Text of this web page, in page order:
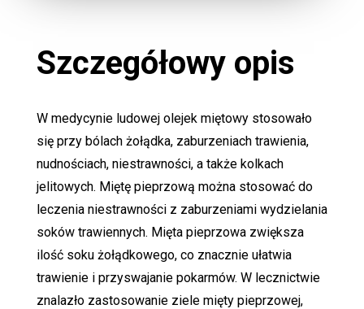
Szczegółowy opis
W medycynie ludowej olejek miętowy stosowało
się przy bólach żołądka, zaburzeniach trawienia,
nudnościach, niestrawności, a także kolkach
jelitowych. Miętę pieprzową można stosować do
leczenia niestrawności z zaburzeniami wydzielania
soków trawiennych. Mięta pieprzowa zwiększa
ilość soku żołądkowego, co znacznie ułatwia
trawienie i przyswajanie pokarmów. W lecznictwie
znalazło zastosowanie ziele mięty pieprzowej,